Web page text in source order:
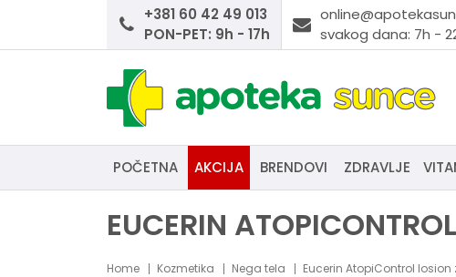
+381 60 42 49 013
PON-PET: 9h - 17h
svakog dana: 7h -
POČETNA AKCIJA BRENDOVI ZDRAVLJE
EUCERIN
Home Kozmetika Nega tela Eucerin AtopiControl losion